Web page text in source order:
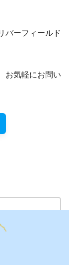
バーフィールド
お気軽にお問い